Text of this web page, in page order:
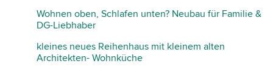
Wohnen oben, Schlafen unten? Neubau für Familie &
DG-Liebhaber
kleines neues Reihenhaus mit kleinem alten
Architekten- Wohnküche